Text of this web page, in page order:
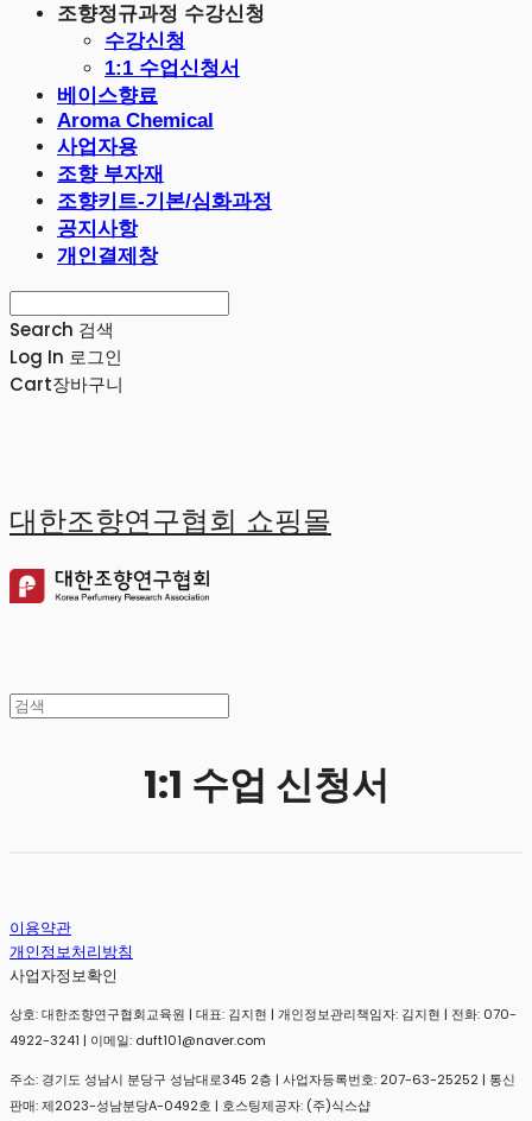
조향정규과정 수강신청
수강신청
1:1 수업신청서
베이스향료
Aroma Chemical
사업자용
조향 부자재
조향키트-기본/심화과정
공지사항
개인결제창
Search 검색
Log In 로그인
Cart장바구니
대한조향연구협회 쇼핑몰
1:1 수업 신청서
이용약관
개인정보처리방침
사업자정보확인
상호: 대한조향연구협회교육원 | 대표: 김지현 | 개인정보관리책임자: 김지현 | 전화: 070-
4922-3241 | 이메일: duft101@naver.com
주소: 경기도 성남시 분당구 성남대로345 2층 | 사업자등록번호: 207-63-25252 | 통신
판매:제2023-성남분당A-0492호 | 호스팅제공자: (주)식스샵